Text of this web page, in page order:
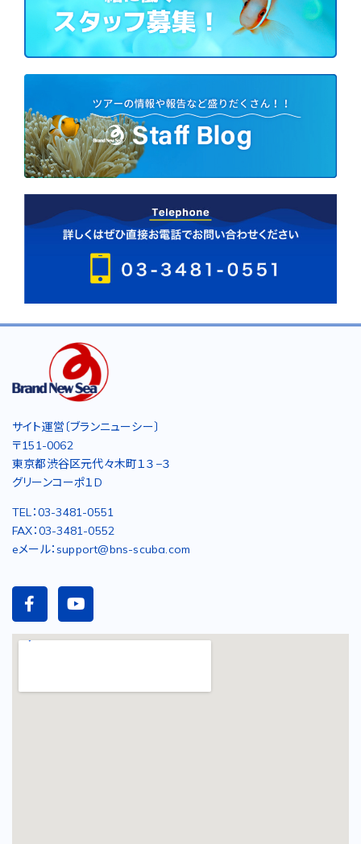
サイト運営〔ブランニューシー〕
〒151-0062
東京都渋谷区元代々木町１３−３
グリーンコーポ１D
TEL：03-3481-0551
FAX：03-3481-0552
eメール：support@bns-scuba.com